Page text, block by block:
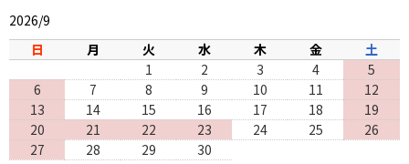
2026/9
日
月 火 水 木 金
土
1
2 3 4
5
6
7 8 9 10 11
12
13
14 15 16 17 18
19
20
21 22 23 24 25
26
27
28 29 30